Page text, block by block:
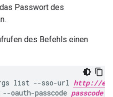
Passwort des
des Befehls einen
list --sso-url http://
oauth-passcode passcode